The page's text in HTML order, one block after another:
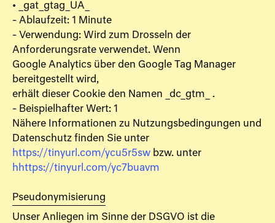
• _gat_gtag_UA_
- Ablaufzeit: 1 Minute
- Verwendung: Wird zum Drosseln der
Anforderungsrate verwendet. Wenn
Google Analytics über den Google Tag Manager
bereitgestellt wird,
erhält dieser Cookie den Namen _dc_gtm_ .
- Beispielhafter Wert: 1
Nähere Informationen zu Nutzungsbedingungen und
Datenschutz finden Sie unter
https://tinyurl.com/ycu5r5sw bzw. unter
hhttps://tinyurl.com/yc7buavm
Pseudonymisierung
Unser Anliegen im Sinne der DSGVO ist die